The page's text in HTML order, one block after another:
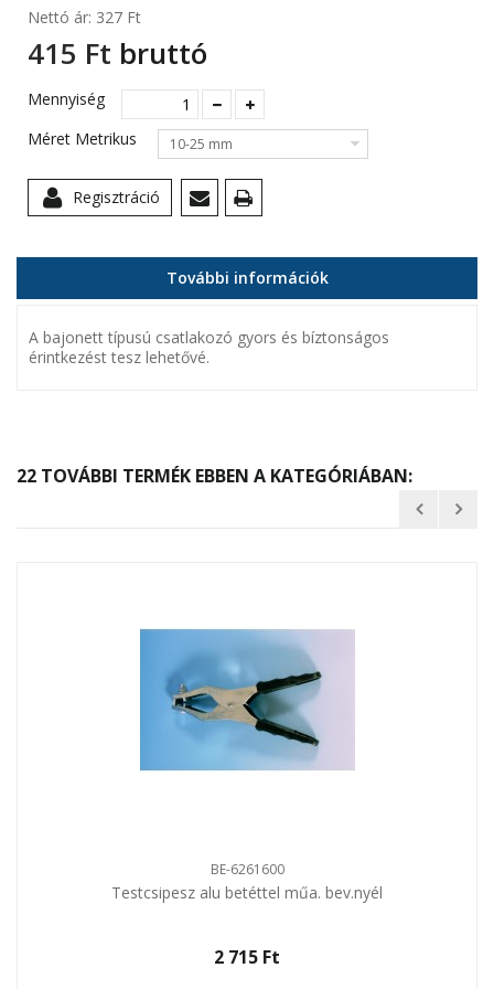
Nettó ár: 327 Ft‎
415 Ft‎ bruttó
Mennyiség
Méret Metrikus
10-25 mm
Regisztráció
További információk
A bajonett típusú csatlakozó gyors és bíztonságos
érintkezést tesz lehetővé.
22 TOVÁBBI TERMÉK EBBEN A KATEGÓRIÁBAN:
BE-6261600
Testcsipesz alu betéttel műa. bev.nyél
2 715 Ft‎